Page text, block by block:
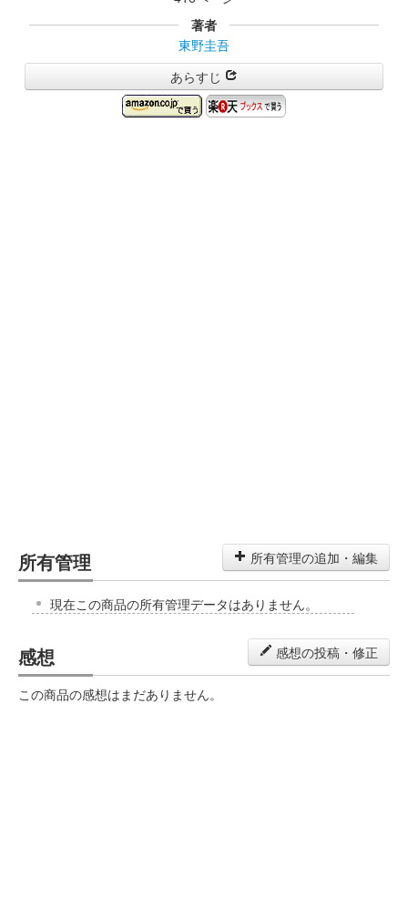
著者
東野圭吾
あらすじ
所有管理 所有管理の追加・編集
現在この商品の所有管理データはありません。
感想 感想の投稿・修正
この商品の感想はまだありません。